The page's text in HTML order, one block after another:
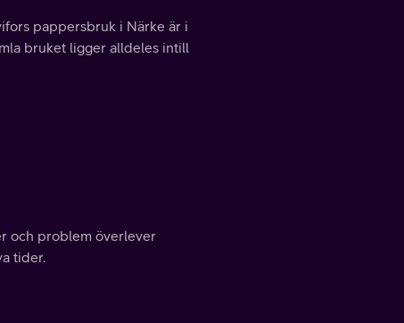
pappersbruk i Närke är i
bruket ligger alldeles intill
och problem överlever
tider.